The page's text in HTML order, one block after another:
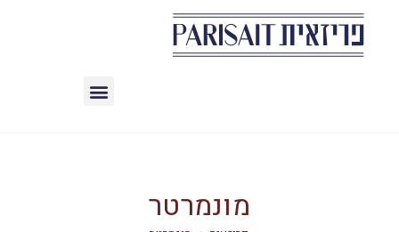
מונמרטר